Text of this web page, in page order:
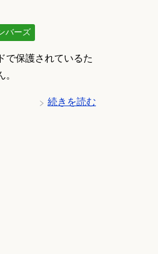
バーズ
で保護されているた
続きを読む